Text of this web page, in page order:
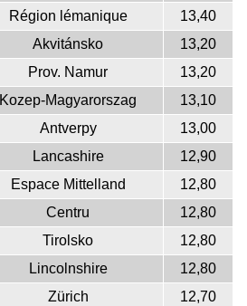
Région lémanique
13,40
Akvitánsko
13,20
Prov. Namur
13,20
Kozep-Magyarorszag
13,10
Antverpy
13,00
Lancashire
12,90
Espace Mittelland
12,80
Centru
12,80
Tirolsko
12,80
Lincolnshire
12,80
Zürich
12,70